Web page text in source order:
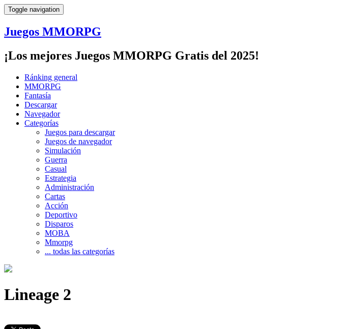
Toggle navigation
Juegos MMORPG
¡Los mejores Juegos MMORPG Gratis del 2025!
Ránking general
MMORPG
Fantasía
Descargar
Navegador
Categorías
Juegos para descargar
Juegos de navegador
Simulación
Guerra
Casual
Estrategia
Administración
Cartas
Acción
Deportivo
Disparos
MOBA
Mmorpg
... todas las categorías
Lineage 2